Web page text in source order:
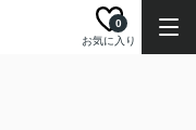
お気に入り
0